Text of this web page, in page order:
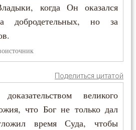
когда Он оказался
добродетельных, но за
Поделиться цитатой
великого
что Бог не только дал
время Суда, чтобы